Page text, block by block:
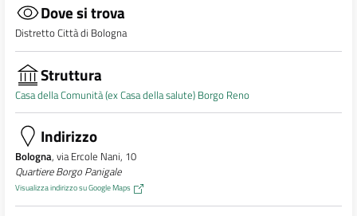
Dove si trova
Distretto Città di Bologna
Struttura
Casa della Comunità (ex Casa della salute) Borgo Reno
Indirizzo
Bologna, via Ercole Nani, 10
Quartiere Borgo Panigale
Visualizza indirizzo su Google Maps